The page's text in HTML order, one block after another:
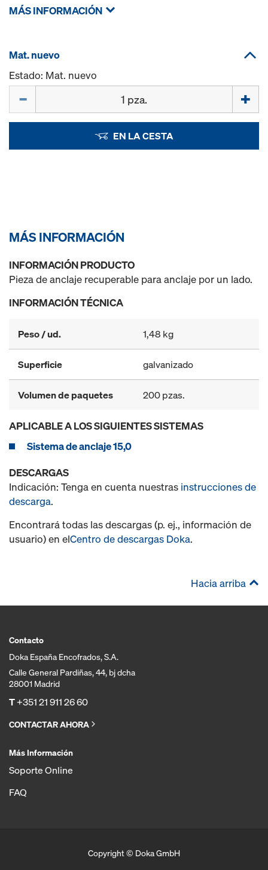
MÁS INFORMACIÓN
Mat. nuevo
Estado: Mat. nuevo
EN LA CESTA
MÁS INFORMACIÓN
INFORMACIÓN PRODUCTO
Pieza de anclaje recuperable para anclaje por un lado.
INFORMACIÓN TÉCNICA
Peso / ud. 1,48 kg
Superficie galvanizado
Volumen de paquetes 200 pzas.
APLICABLE A LOS SIGUIENTES SISTEMAS
Sistema de anclaje 15,0
DESCARGAS
Indicación: Tenga en cuenta nuestras instrucciones de
descarga.
Encontrará todas las descargas (p. ej., información de
usuario) en elCentro de descargas Doka.
Hacia arriba
Contacto
Doka España Encofrados, S.A.
Calle General Pardiñas, 44, bj dcha
28001 Madrid
T+351 21 911 26 60
CONTACTAR AHORA
Más Información
Soporte Online
FAQ
Copyright © Doka GmbH